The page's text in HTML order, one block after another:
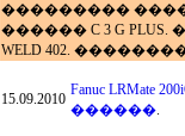
���������
������ C 3 G
WELD 402.
15.09.2010
Fanuc LRMate
������.